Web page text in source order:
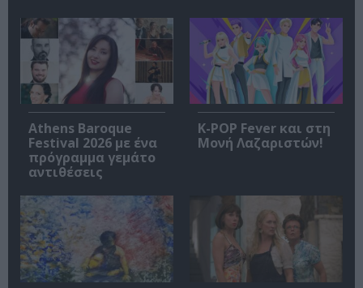
Athens Baroque
Festival 2026 με ένα
πρόγραμμα γεμάτο
αντιθέσεις
K-POP Fever και στη
Μονή Λαζαριστών!